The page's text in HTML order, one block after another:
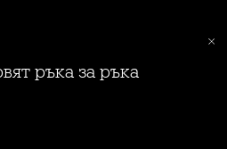
ръка за ръка